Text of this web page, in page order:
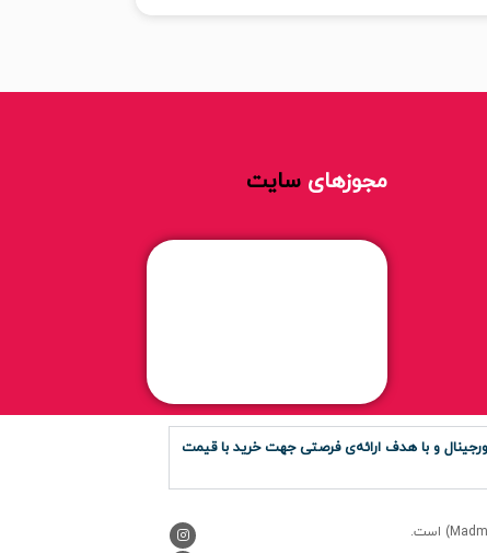
مجوزهای سایت
و با هدف ارائه‌ی فرصتی جهت خرید با قیمت